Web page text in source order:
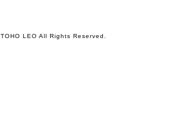
LEO All Rights Reserved.